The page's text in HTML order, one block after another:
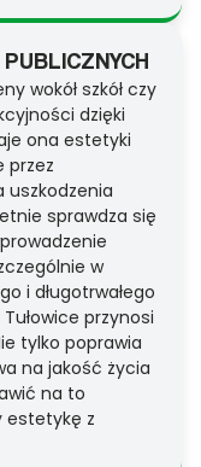
wokół szkół czy
dzięki
ona estetyki
przez
uszkodzenia
sprawdza się
w
i długotrwałego
przynosi
tylko poprawia
na jakość życia
na to
estetykę z